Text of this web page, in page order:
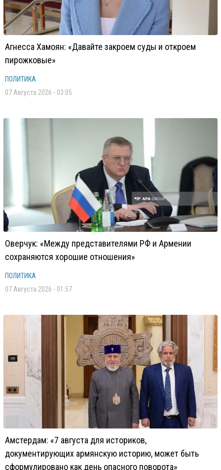
Агнесса Хамоян: «Давайте закроем суды и откроем
пирожковые»
ПОЛИТИКА
07 Августа 2026 - 03:05
Оверчук: «Между представителями РФ и Армении
сохраняются хорошие отношения»
ПОЛИТИКА
07 Августа 2026 - 01:57
Амстердам: «7 августа для историков,
документирующих армянскую историю, может быть
сформулировано как день опасного поворота»